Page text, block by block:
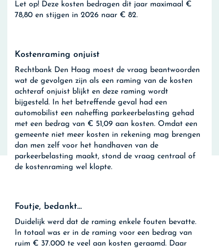
Let op! Deze kosten bedragen dit jaar maximaal €
78,80 en stijgen in 2026 naar € 82.
Kostenraming onjuist
Rechtbank Den Haag moest de vraag beantwoorden
wat de gevolgen zijn als een raming van de kosten
achteraf onjuist blijkt en deze raming wordt
bijgesteld. In het betreffende geval had een
automobilist een naheffing parkeerbelasting gehad
met een bedrag van € 51,09 aan kosten. Omdat een
gemeente niet meer kosten in rekening mag brengen
dan men zelf voor het handhaven van de
parkeerbelasting maakt, stond de vraag centraal of
de kostenraming wel klopte.
Foutje, bedankt…
Duidelijk werd dat de raming enkele fouten bevatte.
In totaal was er in de raming voor een bedrag van
ruim € 37.000 te veel aan kosten geraamd. Daar